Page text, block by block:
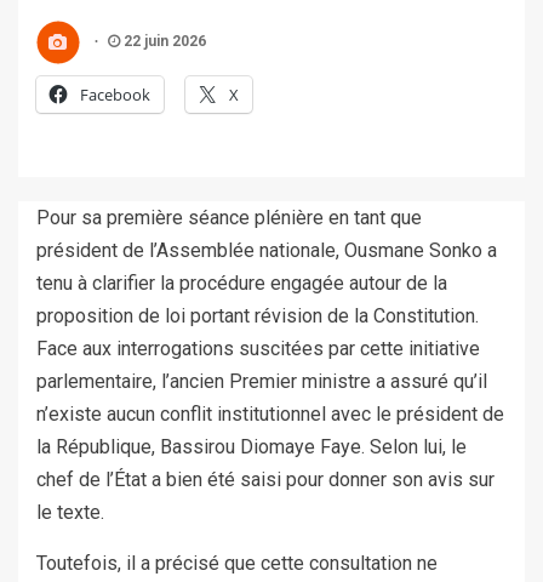
22 juin 2026
Facebook X
Pour sa première séance plénière en tant que
président de l’Assemblée nationale, Ousmane Sonko a
tenu à clarifier la procédure engagée autour de la
proposition de loi portant révision de la Constitution.
Face aux interrogations suscitées par cette initiative
parlementaire, l’ancien Premier ministre a assuré qu’il
n’existe aucun conflit institutionnel avec le président de
la République, Bassirou Diomaye Faye. Selon lui, le
chef de l’État a bien été saisi pour donner son avis sur
le texte.
Toutefois, il a précisé que cette consultation ne